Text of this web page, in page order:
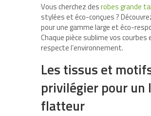
Vous cherchez desrobes grande
stylées et éco-conçues ?
pour une gamme large et éco-
Chaque pièce sublime vos courbes
respecte l’environnement.
Les tissus et
privilégier pour un
flatteur